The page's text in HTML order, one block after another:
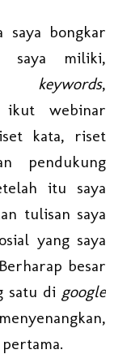
saya bongkar
saya miliki,
keywords,
ikut webinar
kata, riset
pendukung
itu saya
tulisan saya
yang saya
besar
satu di google